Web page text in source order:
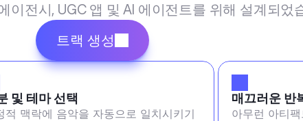
이전시, UGC 앱 및 AI 에이전트를 위해 설계되었
트랙 생성
및 테마 선택
적 맥락에 음악을 자동으로 일치시키기
매끄러운 반
아무런 아티